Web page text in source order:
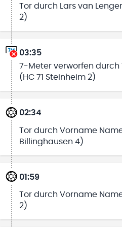
Tor durch Lars van
2)
03:35
7-Meter verworfen durch
(HC 71 Steinheim 2)
02:34
Tor durch Vorname
Billinghausen 4)
01:59
Tor durch Vorname
2)